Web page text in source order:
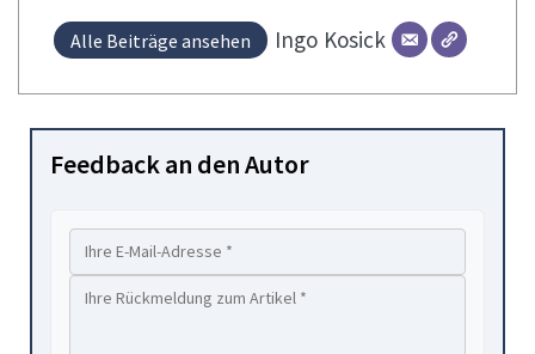
Alle Beiträge ansehen Ingo Kosick
Feedback an den Autor